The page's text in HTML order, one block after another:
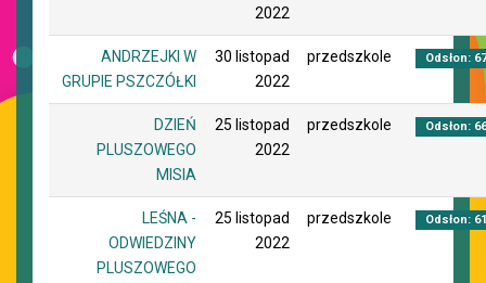
2022
ANDRZEJKI W
GRUPIE PSZCZÓŁKI
30 listopad
2022
przedszkole Odsłon:
DZIEŃ
PLUSZOWEGO
MISIA
25 listopad
2022
przedszkole Odsłon:
LEŚNA -
ODWIEDZINY
PLUSZOWEGO
25 listopad
2022
przedszkole Odsłon: